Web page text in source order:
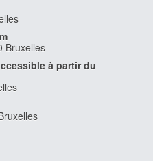
Bruxelles
à partir du